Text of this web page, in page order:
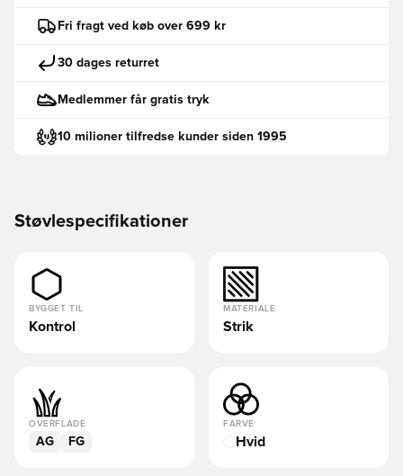
Fri fragt ved køb over 699 kr
30 dages returret
Medlemmer får gratis tryk
10 milioner tilfredse kunder siden 1995
Støvlespecifikationer
BYGGET TIL
Kontrol
MATERIALE
Strik
OVERFLADE
AG FG
FARVE
Hvid